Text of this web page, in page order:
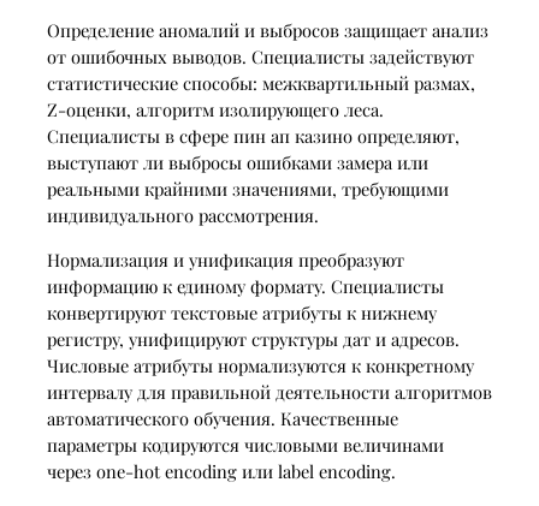
Определение аномалий и выбросов защищает анализ
от ошибочных выводов. Специалисты задействуют
статистические способы: межквартильный размах,
Z-оценки, алгоритм изолирующего леса.
Специалисты в сфере пин ап казино определяют,
выступают ли выбросы ошибками замера или
реальными крайними значениями, требующими
индивидуального рассмотрения.
Нормализация и унификация преобразуют
информацию к единому формату. Специалисты
конвертируют текстовые атрибуты к нижнему
регистру, унифицируют структуры дат и адресов.
Числовые атрибуты нормализуются к конкретному
интервалу для правильной деятельности алгоритмов
автоматического обучения. Качественные
параметры кодируются числовыми величинами
через one-hot encoding или label encoding.